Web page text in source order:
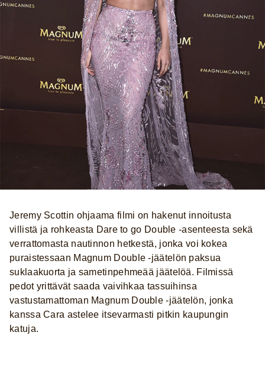
Jeremy Scottin ohjaama filmi on hakenut innoitusta
villistä ja rohkeasta Dare to go Double -asenteesta sekä
verrattomasta nautinnon hetkestä, jonka voi kokea
puraistessaan Magnum Double -jäätelön paksua
suklaakuorta ja sametinpehmeää jäätelöä. Filmissä
pedot yrittävät saada vaivihkaa tassuihinsa
vastustamattoman Magnum Double -jäätelön, jonka
kanssa Cara astelee itsevarmasti pitkin kaupungin
katuja.